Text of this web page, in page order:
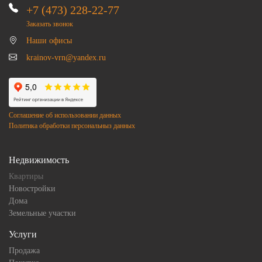
+7 (473) 228-22-77
Заказать звонок
Наши офисы
krainov-vrn@yandex.ru
Соглашение об использовании данных
Политика обработки персональныз данных
Недвижимость
Квартиры
Новостройки
Дома
Земельные участки
Услуги
Продажа